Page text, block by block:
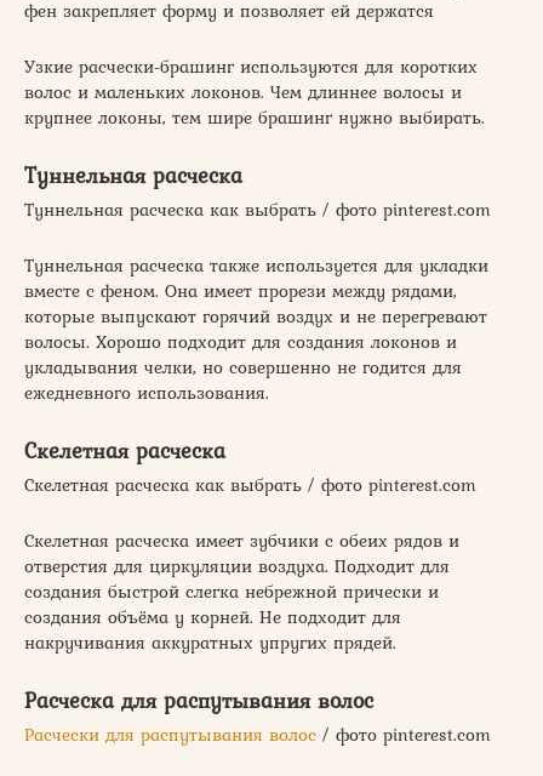
фен закрепляет форму и позволяет ей держатся
Узкие расчески-брашинг используются для коротких
волос и маленьких локонов. Чем длиннее волосы и
крупнее локоны, тем шире брашинг нужно выбирать.
Туннельная расческа
Туннельная расческа как выбрать / фото pinterest.com
Туннельная расческа также используется для укладки
вместе с феном. Она имеет прорези между рядами,
которые выпускают горячий воздух и не перегревают
волосы. Хорошо подходит для создания локонов и
укладывания челки, но совершенно не годится для
ежедневного использования.
Скелетная расческа
Скелетная расческа как выбрать / фото pinterest.com
Скелетная расческа имеет зубчики с обеих рядов и
отверстия для циркуляции воздуха. Подходит для
создания быстрой слегка небрежной прически и
создания объёма у корней. Не подходит для
накручивания аккуратных упругих прядей.
Расческа для распутывания волос
Расчески для распутывания волос / фото pinterest.com